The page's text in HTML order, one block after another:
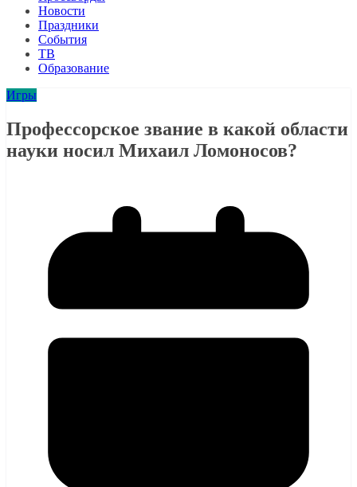
Новости
Праздники
События
ТВ
Образование
Игры
Профессорское звание в какой области
науки носил Михаил Ломоносов?